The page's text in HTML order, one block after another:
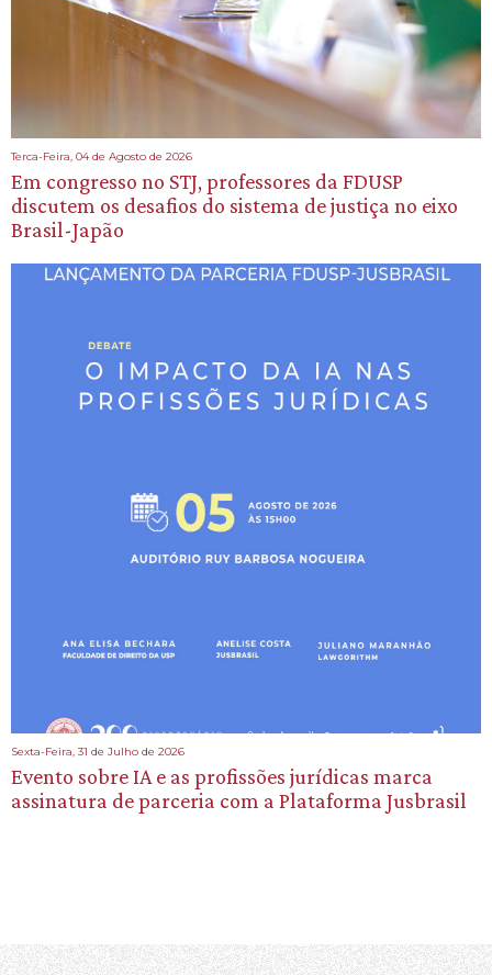
Terca-Feira, 04 de Agosto de 2026
Em congresso no STJ, professores da FDUSP
discutem os desafios do sistema de justiça no eixo
Brasil-Japão
Sexta-Feira, 31 de Julho de 2026
Evento sobre IA e as profissões jurídicas marca
assinatura de parceria com a Plataforma Jusbrasil